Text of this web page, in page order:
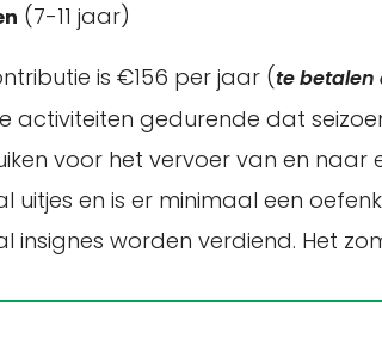
(7-11 jaar)
is €156 per jaar (te betalen
activiteiten gedurende dat
voor het vervoer van en naar
uitjes en is er minimaal een
insignes worden verdiend. Het